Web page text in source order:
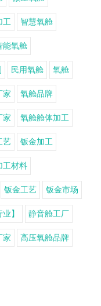
工 智慧氧舱
能氧舱
民用氧舱 氧舱
家 氧舱品牌
家 氧舱舱体加工
艺 钣金加工
工材料
钣金工艺 钣金市场
】 静音舱工厂
家 高压氧舱品牌